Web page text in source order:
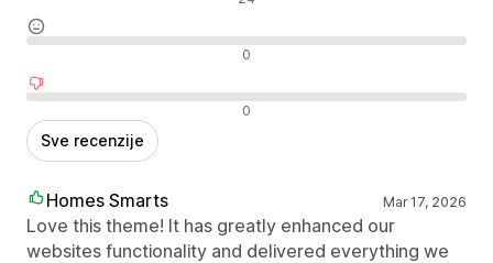
Neutralne recenzije 0
Negativne recenzije 0
Sve recenzije
Homes Smarts Mar 17, 2026
Love this theme! It has greatly enhanced our
websites functionality and delivered everything we